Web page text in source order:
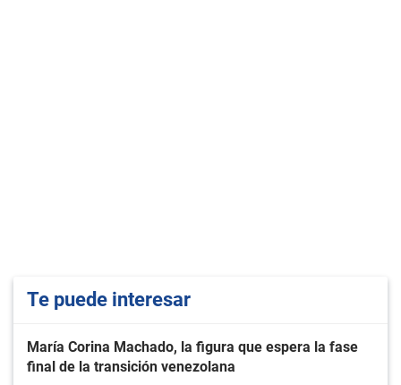
Te puede interesar
María Corina Machado, la figura que espera la fase
final de la transición venezolana